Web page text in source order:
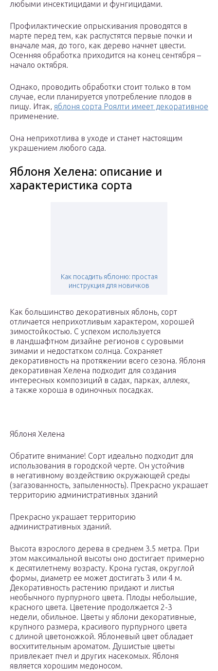
любыми инсектицидами и фунгицидами.
Профилактические опрыскивания проводятся в
марте перед тем, как распустятся первые почки и
вначале мая, до того, как дерево начнет цвести.
Осенняя обработка приходится на конец сентября –
начало октября.
Однако, проводить обработки стоит только в том
случае, если планируется употребление плодов в
пищу. Итак, яблоня сорта Роялти имеет декоративное
применение.
Она неприхотлива в уходе и станет настоящим
украшением любого сада.
Яблоня Хелена: описание и
характеристика сорта
Как посадить яблоню: простая
инструкция для новичков
Как большинство декоративных яблонь, сорт
отличается неприхотливым характером, хорошей
зимостойкостью. С успехом используется
в ландшафтном дизайне регионов с суровыми
зимами и недостатком солнца. Сохраняет
декоративность на протяжении всего сезона. Яблоня
декоративная Хелена подходит для создания
интересных композиций в садах, парках, аллеях,
а также хороша в одиночных посадках.
Яблоня Хелена
Обратите внимание! Сорт идеально подходит для
использования в городской черте. Он устойчив
в негативному воздействию окружающей среды
(загазованность, запыленность). Прекрасно украшает
территорию административных зданий
Прекрасно украшает территорию
административных зданий.
Высота взрослого дерева в среднем 3.5 метра. При
этом максимальной высоты оно достигает примерно
к десятилетнему возрасту. Крона густая, округлой
формы, диаметр ее может достигать 3 или 4 м.
Декоративность растению придают и листья
необычного пурпурного цвета. Плоды небольшие,
красного цвета. Цветение продолжается 2-3
недели, обильное. Цветы у яблони декоративные,
крупного размера, красивого пурпурного цвета
с длиной цветоножкой. Яблоневый цвет обладает
восхитительным ароматом. Душистые цветы
привлекает пчел и других насекомых. Яблоня
является хорошим медоносом.